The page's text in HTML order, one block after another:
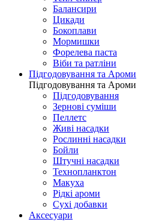
Балансири
Цикади
Бокоплави
Мормишки
Форелева паста
Віби та ратліни
Підгодовування та Ароми
Підгодовування та Ароми
Підгодовування
Зернові суміши
Пеллетс
Живі насадки
Рослинні насадки
Бойли
Штучні насадки
Технопланктон
Макуха
Рідкі ароми
Сухі добавки
Аксесуари